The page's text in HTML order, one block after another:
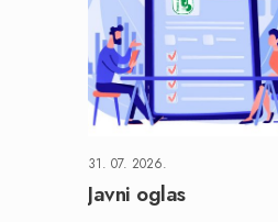
31. 07. 2026.
Javni oglas